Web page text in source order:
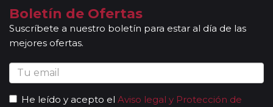
acompañantes podrán dar las explicaciones en dos
idiomas diferentes. Según circuito, le atenderá en su
viaje un único guía-acompañante o bien cambiará de
guía-acompañante en función de la etapa. Los guías
acompañantes siempre estarán presentes en los
paseos incluidos, pero poseen múltiples funciones y
persona en particular. En los momentos en que no
Boletín de Ofertas
Suscríbete a nuestro boletín para estar al día de las
mejores ofertas.
He leído y acepto el Aviso legal y Protección de